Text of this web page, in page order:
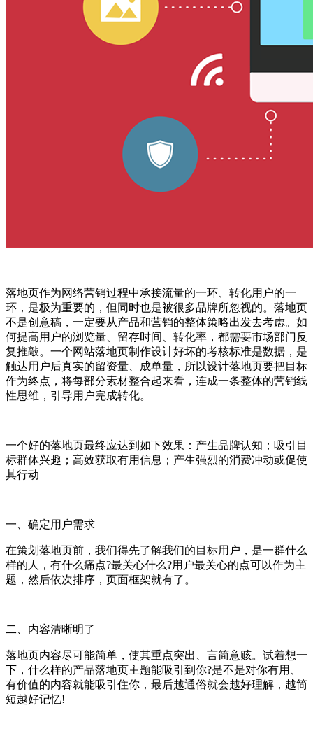
落地页作为网络营销过程中承接流量的一环、转化用户的一
环，是极为重要的，但同时也是被很多品牌所忽视的。落地页
不是创意稿，一定要从产品和营销的整体策略出发去考虑。如
何提高用户的浏览量、留存时间、转化率，都需要市场部门反
复推敲。一个网站落地页制作设计好坏的考核标准是数据，是
触达用户后真实的留资量、成单量，所以设计落地页要把目标
作为终点，将每部分素材整合起来看，连成一条整体的营销线
性思维，引导用户完成转化。
一个好的落地页最终应达到如下效果：产生品牌认知；吸引目
标群体兴趣；高效获取有用信息；产生强烈的消费冲动或促使
其行动
一、确定用户需求
在策划落地页前，我们得先了解我们的目标用户，是一群什么
样的人，有什么痛点?最关心什么?用户最关心的点可以作为主
题，然后依次排序，页面框架就有了。
二、内容清晰明了
落地页内容尽可能简单，使其重点突出、言简意赅。试着想一
下，什么样的产品落地页主题能吸引到你?是不是对你有用、
有价值的内容就能吸引住你，最后越通俗就会越好理解，越简
短越好记忆!